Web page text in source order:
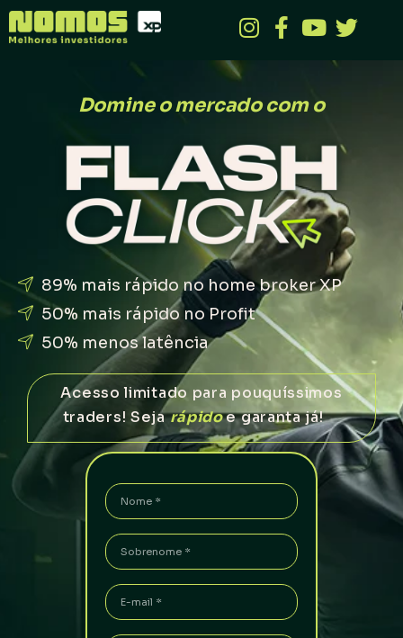
Domine o mercado com o
89% mais rápido no home broker XP
50% mais rápido no Profit
50% menos latência
Acesso limitado para pouquíssimos
traders! Sejarápidoe garanta já!